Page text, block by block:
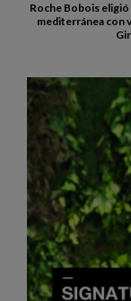
Roche Bobois eligió
mediterránea con